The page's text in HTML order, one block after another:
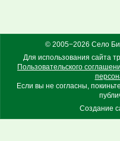
© 2005−2026 Село
Для использования сайта
Пользовательского
Если вы не согласны,
Создание